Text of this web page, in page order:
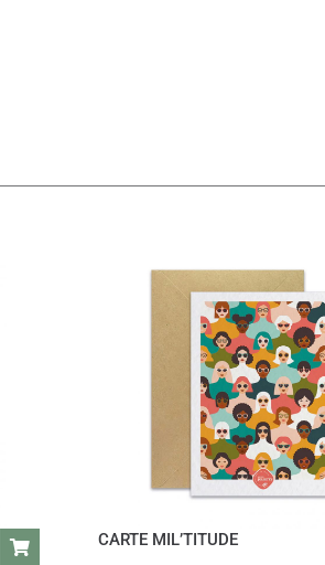
CARTE MIL’TITUDE